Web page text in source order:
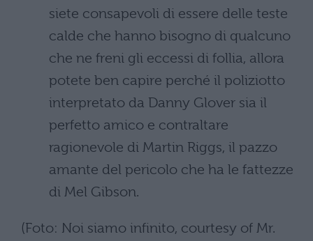
siete consapevoli di essere delle teste
calde che hanno bisogno di qualcuno
che ne freni gli eccessi di follia, allora
potete ben capire perché il poliziotto
interpretato da Danny Glover sia il
perfetto amico e contraltare
ragionevole di Martin Riggs, il pazzo
amante del pericolo che ha le fattezze
di Mel Gibson.
(Foto: Noi siamo infinito, courtesy of Mr.